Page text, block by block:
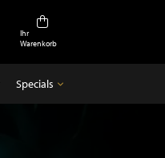
Ihr
Warenkorb
Specials